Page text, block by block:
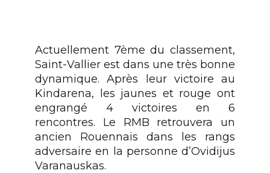
Actuellement 7ème du classement,
Saint-Vallier est dans une très bonne
dynamique. Après leur victoire au
Kindarena, les jaunes et rouge ont
engrangé 4 victoires en 6
rencontres. Le RMB retrouvera un
ancien Rouennais dans les rangs
adversaire en la personne d’Ovidijus
Varanauskas.